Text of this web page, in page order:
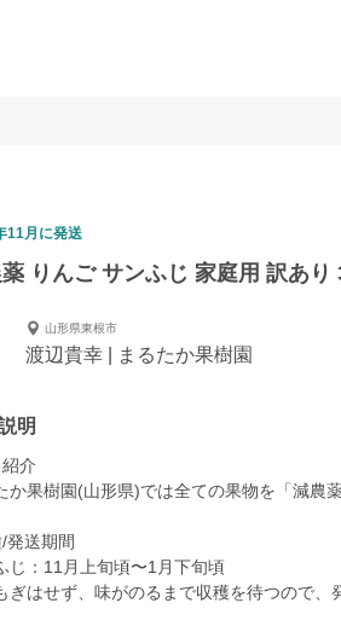
11月に発送
りんご サンふじ 家庭用 訳あ
山形県東根市
渡辺貴幸 | まるたか果樹園
明
介
か果樹園(山形県)では全ての果物を「減農
発送期間
じ：11月上旬頃〜1月下旬頃
ぎはせず、味がのるまで収穫を待つので、